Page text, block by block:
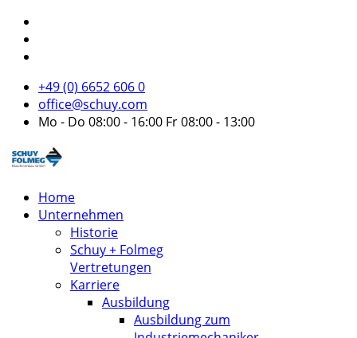
+49 (0) 6652 606 0
office@schuy.com
Mo - Do 08:00 - 16:00 Fr 08:00 - 13:00
Home
Unternehmen
Historie
Schuy + Folmeg
Vertretungen
Karriere
Ausbildung
Ausbildung zum